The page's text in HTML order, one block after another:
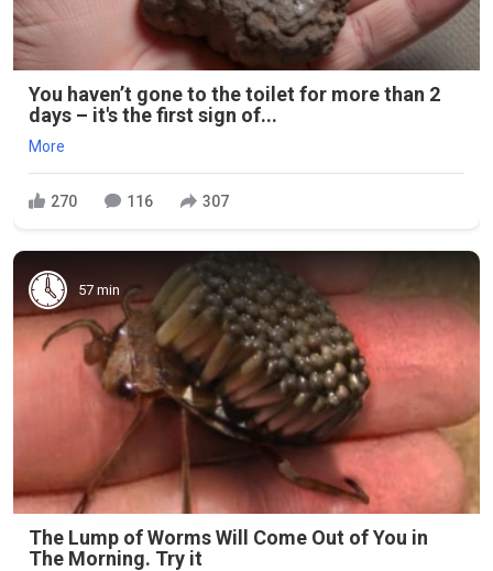
You haven’t gone to the toilet for more than 2
days – it's the first sign of...
More
270 116 307
57 min
The Lump of Worms Will Come Out of You in
The Morning. Try it